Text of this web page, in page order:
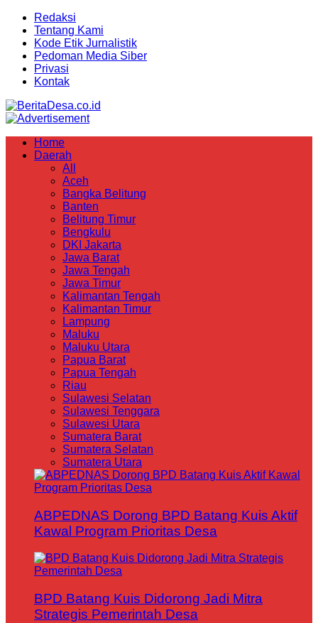
Redaksi
Tentang Kami
Kode Etik Jurnalistik
Pedoman Media Siber
Privasi
Kontak
Home
Daerah
All
Aceh
Bangka Belitung
Banten
Belitung Timur
Bengkulu
DKI Jakarta
Jawa Barat
Jawa Tengah
Jawa Timur
Kalimantan Tengah
Kalimantan Timur
Lampung
Maluku
Maluku Utara
Papua Barat
Papua Tengah
Riau
Sulawesi Selatan
Sulawesi Tenggara
Sulawesi Utara
Sumatera Barat
Sumatera Selatan
Sumatera Utara
ABPEDNAS Dorong BPD Batang Kuis Aktif
Kawal Program Prioritas Desa
BPD Batang Kuis Didorong Jadi Mitra
Strategis Pemerintah Desa